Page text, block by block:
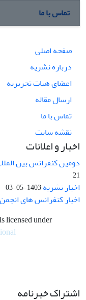
تماس با ما
صفحه اصلی
درباره نشریه
اعضای هیات تحریریه
ارسال مقاله
تماس با ما
نقشه سایت
اخبار و اعلانات
دومین کنفرانس بین
21
اخبار نشریه1403-05-03
اخبار کنفرانس های انجمن
is licensed under
اشتراک خبرنامه